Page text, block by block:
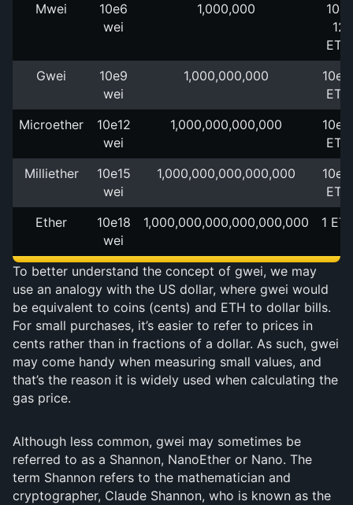
Mwei
10e6
wei
1,000,000
10e-
12
ETH
Gwei
10e9
wei
1,000,000,000
10e-
ETH
Microether
10e12
wei
1,000,000,000,000
10e-
ETH
Milliether
10e15
wei
1,000,000,000,000,000
10e-
ETH
Ether
10e18
wei
1,000,000,000,000,000,000 1
To better understand the concept of gwei, we may
use an analogy with the US dollar, where gwei would
be equivalent to coins (cents) and ETH to dollar bills.
For small purchases, it’s easier to refer to prices in
cents rather than in fractions of a dollar. As such, gwei
may come handy when measuring small values, and
that’s the reason it is widely used when calculating the
gas price.
Although less common, gwei may sometimes be
referred to as a Shannon, NanoEther or Nano. The
term Shannon refers to the mathematician and
cryptographer, Claude Shannon, who is known as the